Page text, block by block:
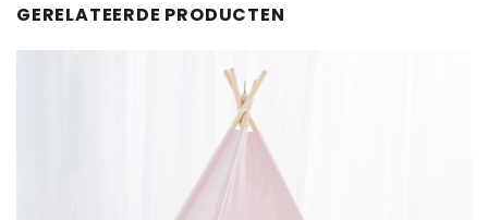
GERELATEERDE PRODUCTEN